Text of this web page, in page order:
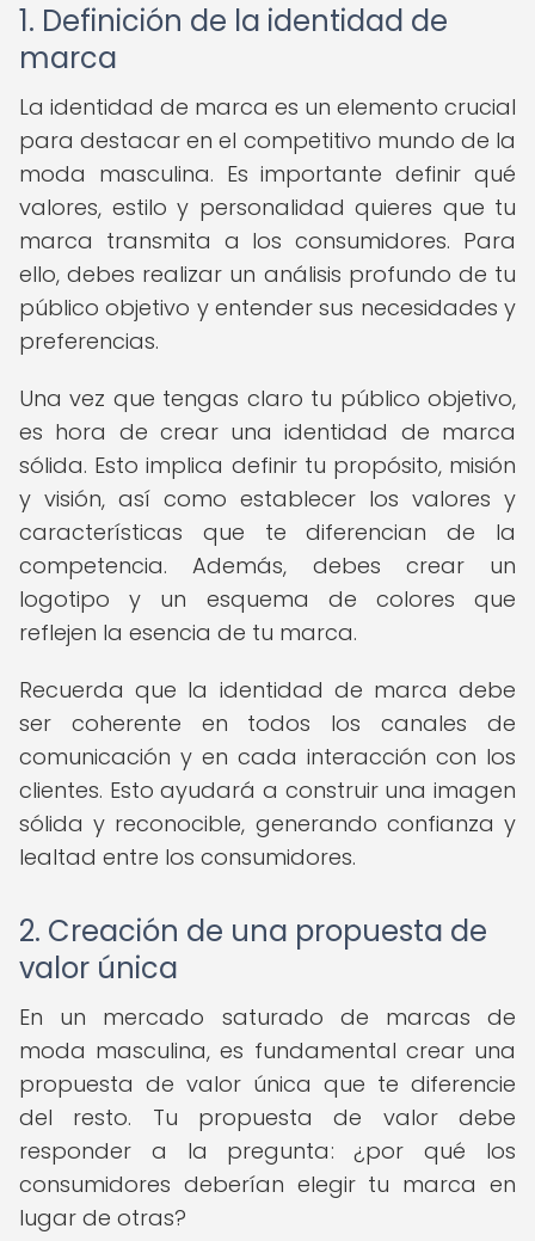
1. Definición de la identidad de
marca
La identidad de marca es un elemento crucial
para destacar en el competitivo mundo de la
moda masculina. Es importante definir qué
valores, estilo y personalidad quieres que tu
marca transmita a los consumidores. Para
ello, debes realizar un análisis profundo de tu
público objetivo y entender sus necesidades y
preferencias.
Una vez que tengas claro tu público objetivo,
es hora de crear una identidad de marca
sólida. Esto implica definir tu propósito, misión
y visión, así como establecer los valores y
características que te diferencian de la
competencia. Además, debes crear un
logotipo y un esquema de colores que
reflejen la esencia de tu marca.
Recuerda que la identidad de marca debe
ser coherente en todos los canales de
comunicación y en cada interacción con los
clientes. Esto ayudará a construir una imagen
sólida y reconocible, generando confianza y
lealtad entre los consumidores.
2. Creación de una propuesta de
valor única
En un mercado saturado de marcas de
moda masculina, es fundamental crear una
propuesta de valor única que te diferencie
del resto. Tu propuesta de valor debe
responder a la pregunta: ¿por qué los
consumidores deberían elegir tu marca en
lugar de otras?